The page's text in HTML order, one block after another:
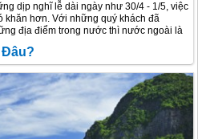
dịp nghĩ lễ dài ngày như 30/4 - 1/5, việc
khăn hơn. Với những quý khách đã
địa điểm trong nước thì nước ngoài là
Đâu?